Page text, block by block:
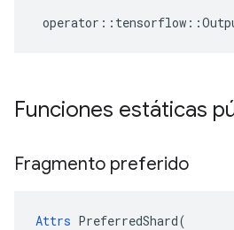
operator :: tensorflow ::
Funciones estáticas
Fragmento preferido
Attrs PreferredShard(